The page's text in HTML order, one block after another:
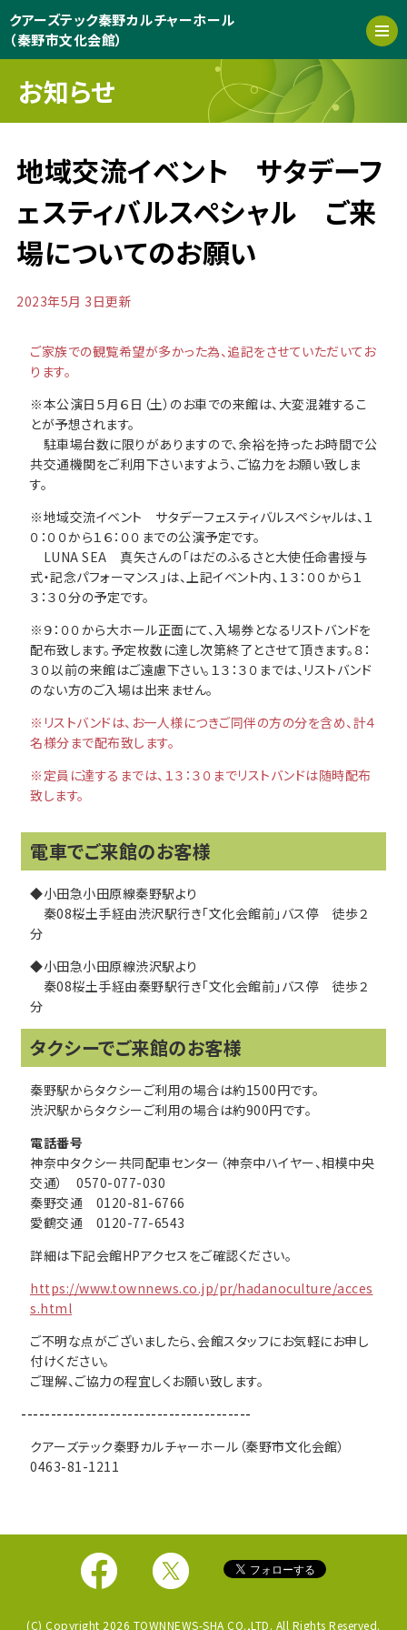
クアーズテック秦野カルチャーホール
（秦野市文化会館）
お知らせ
地域交流イベント サタデーフ
ェスティバルスペシャル ご来
場についてのお願い
2023年5月 3日更新
ご家族での観覧希望が多かった為、追記をさせていただいてお
ります。
※本公演日５月６日（土）のお車での来館は、大変混雑するこ
とが予想されます。
駐車場台数に限りがありますので、余裕を持ったお時間で公
共交通機関をご利用下さいますよう、ご協力をお願い致しま
す。
※地域交流イベント サタデーフェスティバルスペシャルは、１
０：００から１６：００までの公演予定です。
LUNA SEA 真矢さんの「はだのふるさと大使任命書授与
式・記念パフォーマンス」は、上記イベント内、１３：００から１
３：３０分の予定です。
※９：００から大ホール正面にて、入場券となるリストバンドを
配布致します。予定枚数に達し次第終了とさせて頂きます。８：
３０以前の来館はご遠慮下さい。１３：３０までは、リストバンド
のない方のご入場は出来ません。
※リストバンドは、お一人様につきご同伴の方の分を含め、計４
名様分まで配布致します。
※定員に達するまでは、１３：３０までリストバンドは随時配布
致します。
電車でご来館のお客様
◆小田急小田原線秦野駅より
秦08桜土手経由渋沢駅行き「文化会館前」バス停 徒歩２
分
◆小田急小田原線渋沢駅より
秦08桜土手経由秦野駅行き「文化会館前」バス停 徒歩２
分
タクシーでご来館のお客様
秦野駅からタクシーご利用の場合は約1500円です。
渋沢駅からタクシーご利用の場合は約900円です。
電話番号
神奈中タクシー共同配車センター（神奈中ハイヤー、相模中央
交通） 0570-077-030
秦野交通 0120-81-6766
愛鶴交通 0120-77-6543
詳細は下記会館HPアクセスをご確認ください。
https://www.townnews.co.jp/pr/hadanoculture/acces
s.html
ご不明な点がございましたら、会館スタッフにお気軽にお申し
付けください。
ご理解、ご協力の程宜しくお願い致します。
---------------------------------------
クアーズテック秦野カルチャーホール（秦野市文化会館）
0463-81-1211
(C) Copyright 2026 TOWNNEWS-SHA CO.,LTD. All Rights Reserved.